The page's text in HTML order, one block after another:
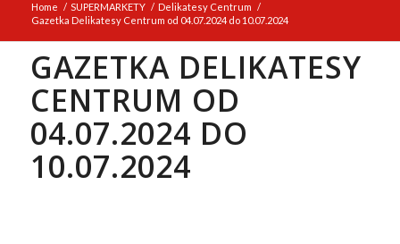
Home / SUPERMARKETY / Delikatesy Centrum /
Gazetka Delikatesy Centrum od 04.07.2024 do 10.07.2024
GAZETKA DELIKATESY
CENTRUM OD
04.07.2024 DO
10.07.2024